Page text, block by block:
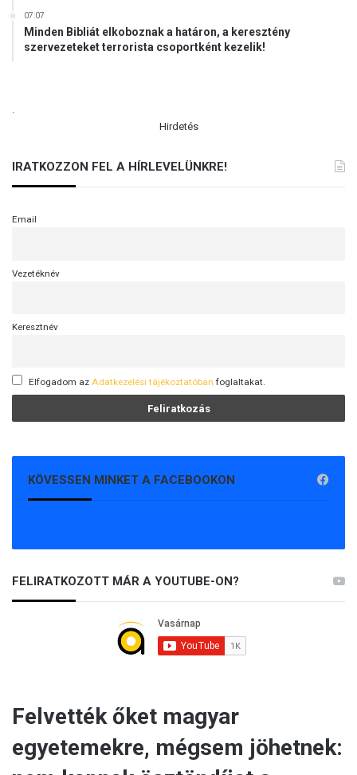
07:07
Minden Bibliát elkoboznak a határon, a keresztény
szervezeteket terrorista csoportként kezelik!
.
Hirdetés
IRATKOZZON FEL A HÍRLEVELÜNKRE!
Email
Vezetéknév
Keresztnév
Elfogadom az Adatkezelési tájékoztatóban foglaltakat.
KÖVESSEN MINKET A FACEBOOKON
FELIRATKOZOTT MÁR A YOUTUBE-ON?